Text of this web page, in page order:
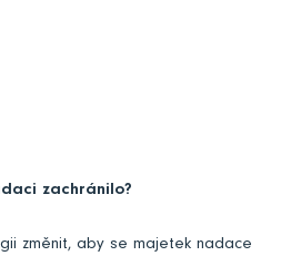
zachránilo?
změnit, aby se majetek nadace